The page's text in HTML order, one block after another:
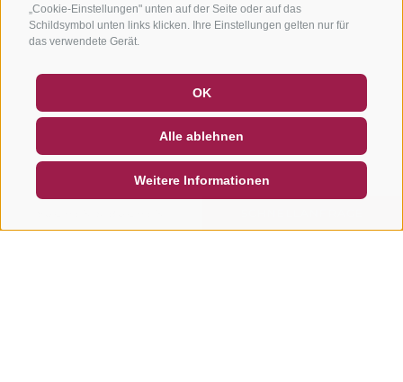
„Cookie-Einstellungen" unten auf der Seite oder auf das
Schildsymbol unten links klicken. Ihre Einstellungen gelten nur für
das verwendete Gerät.
OK
Alle ablehnen
Weitere Informationen
NEWSLETTER
SOCIAL WALL WETTER